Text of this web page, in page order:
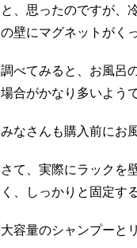
と、思ったのですが、
の壁にマグネットがく
調べてみると、お風呂
場合がかなり多いようで
みなさんも購入前にお
さて、実際にラックを
く、しっかりと固定す
大容量のシャンプーと